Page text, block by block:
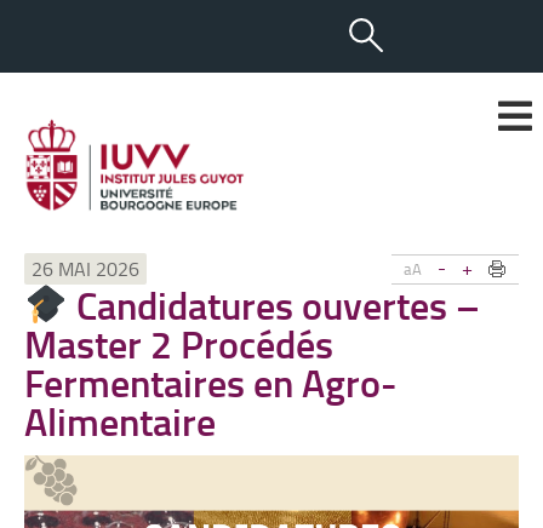
aA - +
26 MAI 2026
Candidatures ouvertes –
Master 2 Procédés
Fermentaires en Agro-
Alimentaire